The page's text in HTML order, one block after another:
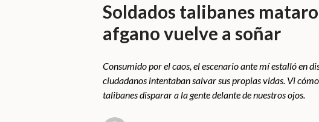
Soldados talibanes
afgano vuelve a soñar
Consumido por el caos, el escenario ante mí estalló en
ciudadanos intentaban salvar sus propias vidas. Vi
talibanes disparar a la gente delante de nuestros ojos.